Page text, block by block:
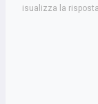
isualizza la